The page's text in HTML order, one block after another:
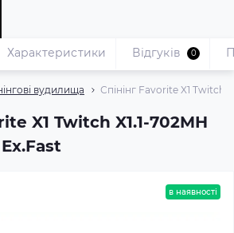
вудилища Спінінг Favorite X1 Twitch
X1 Twitch X1.1-702MH
Характеристики Відгуків 0
в наявності